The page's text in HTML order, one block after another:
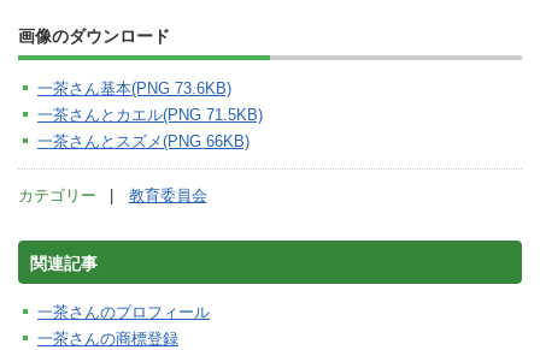
画像のダウンロード
一茶さん基本(PNG 73.6KB)
一茶さんとカエル(PNG 71.5KB)
一茶さんとスズメ(PNG 66KB)
カテゴリー 教育委員会
関連記事
一茶さんのプロフィール
一茶さんの商標登録